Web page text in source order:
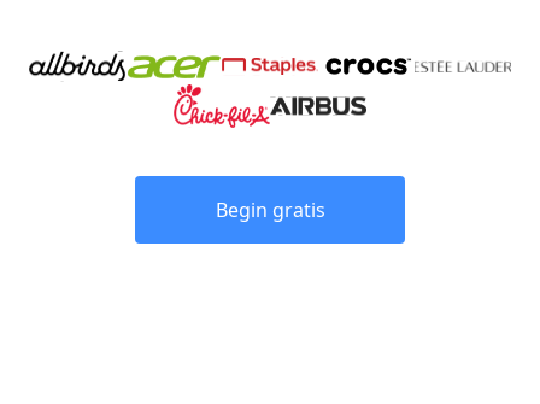
Begin gratis